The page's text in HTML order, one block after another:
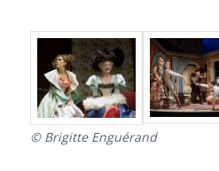
© Brigitte Enguérand